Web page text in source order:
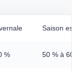
Saison
% 50 % à